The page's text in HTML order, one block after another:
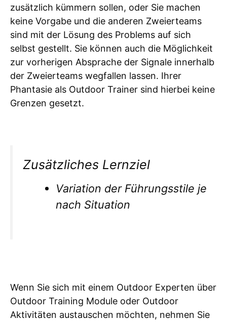
zusätzlich kümmern sollen, oder Sie machen
keine Vorgabe und die anderen Zweierteams
sind mit der Lösung des Problems auf sich
selbst gestellt. Sie können auch die Möglichkeit
zur vorherigen Absprache der Signale innerhalb
der Zweierteams wegfallen lassen. Ihrer
Phantasie als Outdoor Trainer sind hierbei keine
Grenzen gesetzt.
Zusätzliches Lernziel
Variation der Führungsstile je
nach Situation
Wenn Sie sich mit einem Outdoor Experten über
Outdoor Training Module oder Outdoor
Aktivitäten austauschen möchten, nehmen Sie